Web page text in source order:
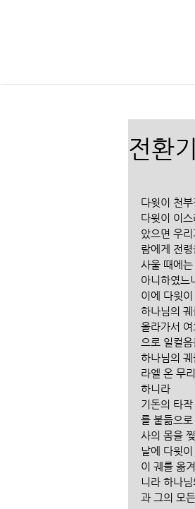
전환
다윗이 천
다윗이 이
았으면 우
람에게 전
사울 때에는
아니하였느
이에 다윗
하나님의
올라가서
으로 일컬
하나님의
라엘 온 무
하니라
기돈의 타
를 붙듦으
사의 몸을
날에 다윗
이 궤를 옮
니라 하나
과 그의 모